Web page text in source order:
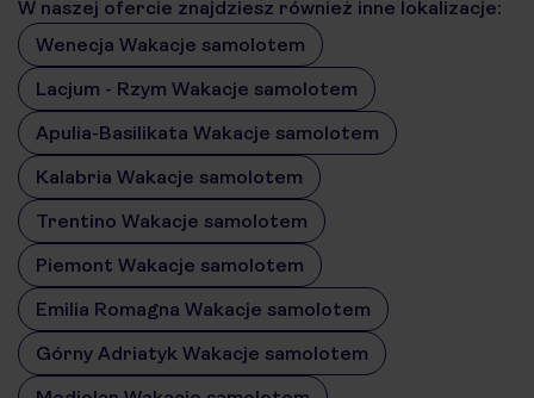
W naszej ofercie znajdziesz również inne lokalizacje:
Wenecja Wakacje samolotem
Lacjum - Rzym Wakacje samolotem
Apulia-Basilikata Wakacje samolotem
Kalabria Wakacje samolotem
Trentino Wakacje samolotem
Piemont Wakacje samolotem
Emilia Romagna Wakacje samolotem
Górny Adriatyk Wakacje samolotem